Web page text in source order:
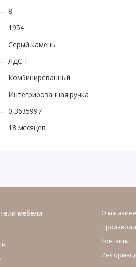
8
1954
Серый камень
ЛДСП
Комбинированный
Интегрированная ручка
0,3635997
18 месяцев
мебели
О магазине
Контакты